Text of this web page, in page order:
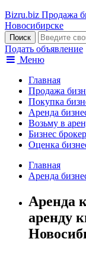
Bizru.biz Продажа
Новосибирске
Подать объявление
Меню
Главная
Продажа
Покупка
Аренда
Возьму в
Бизнес
Оценка
Главная
Аренда
Аренда
аренду